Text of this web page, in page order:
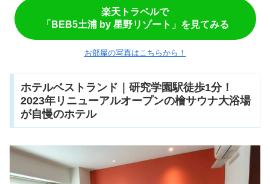
楽天トラベルで
「BEB5土浦 by 星野リゾート」を見てみる
お部屋の写真はこちらから！
ホテルベストランド｜研究学園駅徒歩1分！
2023年リニューアルオープンの檜サウナ大浴場
が自慢のホテル